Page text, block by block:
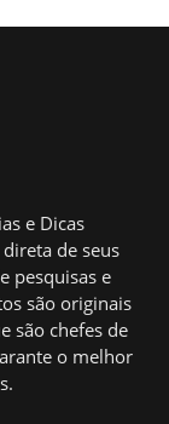
e Dicas
de seus
pesquisas e
são originais
são chefes de
o melhor